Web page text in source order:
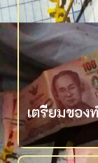
เตรียมของ